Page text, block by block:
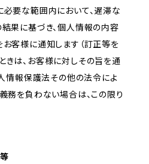
必要な範囲内において、遅滞な
果に基づき、個人情報の内容
客様に通知します（訂正等を
きは、お客様に対しその旨を通
人情報保護法その他の法令によ
務を負わない場合は、この限り